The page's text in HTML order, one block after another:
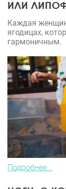
ИЛИ
Каждая
ягодицах,
гармоничным.
Подробнее...